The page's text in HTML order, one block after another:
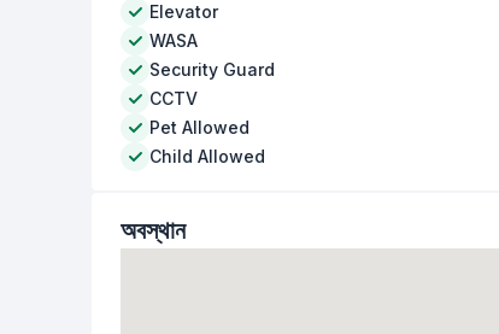
Elevator
WASA
Security Guard
CCTV
Pet Allowed
Child Allowed
অবস্থান